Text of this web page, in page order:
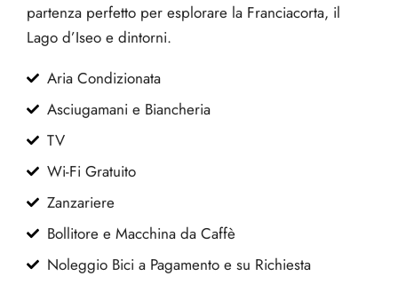
partenza perfetto per esplorare la Franciacorta, il
Lago d’Iseo e dintorni.
Aria Condizionata
Asciugamani e Biancheria
TV
Wi-Fi Gratuito
Zanzariere
Bollitore e Macchina da Caffè
Noleggio Bici a Pagamento e su Richiesta